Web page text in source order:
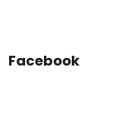
Facebook